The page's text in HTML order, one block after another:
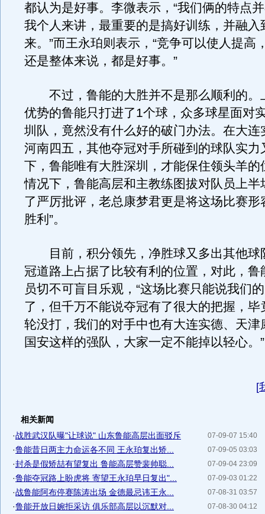
都认为是好事。李微表示，“我们俩的特点
我个人来讲，最重要的是搞好训练，并融入
来。”而王永珀则表示，“竞争可以使人提高
还是整体来说，都是好事。”
不过，鲁能的大胜并不是那么顺利的。
优势的鲁能只打进了1个球，众多球星面对
圳队，竟然没有什么好的破门办法。在大连
河南四五，其他夺冠对手所碰到的球队实力
下，鲁能唯有大胜深圳，才能保住领头羊的
情况下，鲁能高层和主教练图拔对队员上半
了严厉批评，老总康梦君更是将这场比赛形
胜利”。
目前，积分领先，净胜球又多出其他球
冠道路上占据了比较有利的位置，对此，鲁
员切不可盲目乐观，“这场比赛只能说我们
了，但千万不能说夺冠有了很大的把握，毕
轮没打，我们的对手中也有大连实德、天津
国安这样的强队，大家一定不能掉以轻心。
[
相关新闻
07-09-07 15:40
·战胜武汉队曝"让球说" 山东鲁能高层出面驳斥
07-09-05 03:03
·鲁能昔日两主力命运各不同 王永珀复出矫...
07-09-04 23:09
·封杀是假矫喆有望复出 鲁能高层赞裴帅聪...
07-09-03 01:22
·鲁能夺冠路上盼虎将 寄望王永珀早日复出"...
07-08-31 03:57
·战鲁能阿布停赛陈涛出场 金德最忌讳王永...
07-08-30 04:12
·鲁能开放日婉拒采访 俱乐部高层以沉默对...